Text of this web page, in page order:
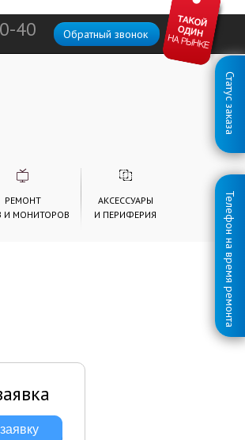
Статус заказа
Телефон на время ремонта
Обратный звонок
40
РЕМОНТ
И МОНИТОРОВ
АКСЕССУАРЫ
И ПЕРИФЕРИЯ